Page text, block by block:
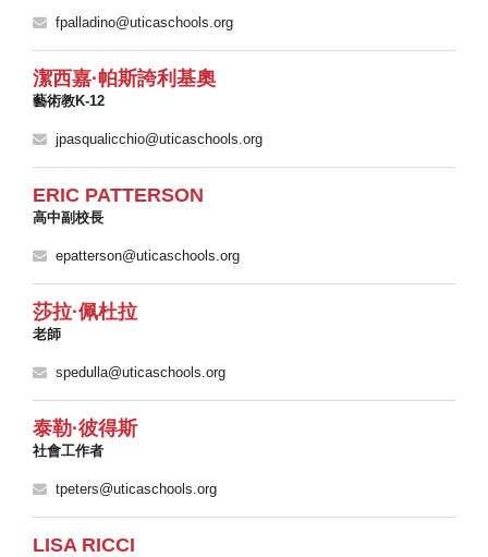
fpalladino@uticaschools.org
潔西嘉·帕斯誇利基奧
藝術教K-12
jpasqualicchio@uticaschools.org
ERIC PATTERSON
高中副校長
epatterson@uticaschools.org
莎拉·佩杜拉
老師
spedulla@uticaschools.org
泰勒·彼得斯
社會工作者
tpeters@uticaschools.org
LISA RICCI